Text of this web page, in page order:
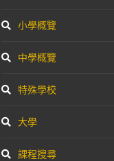
小學概覽
中學概覽
特殊學校
大學
課程搜尋